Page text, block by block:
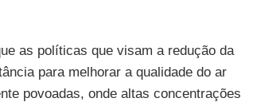
as políticas que visam a redução da
para melhorar a qualidade do ar
povoadas, onde altas concentrações